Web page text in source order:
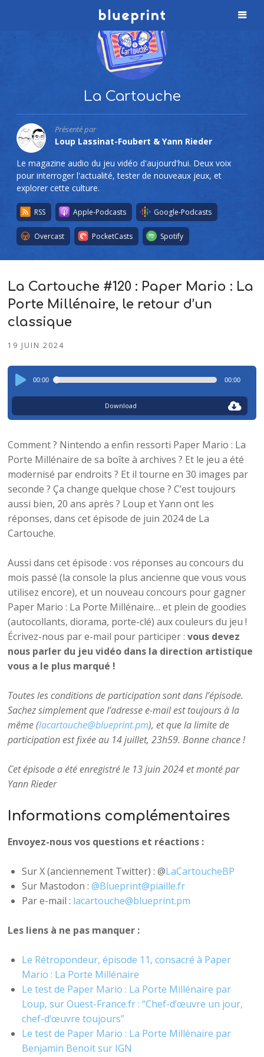
La Cartouche
Présenté par
Loup Lassinat-Foubert & Yann Rieder
Le magazine audio du jeu vidéo d'aujourd'hui. Deux voix
pour interroger l'actualité, tester de nouveaux jeux, et
explorer cette culture.
RSS Apple-Podcasts Google-Podcasts
Overcast PocketCasts Spotify
La Cartouche #120 : Paper Mario : La
Porte Millénaire, le retour d’un
classique
19 JUIN 2024
Lecteur
audio
00:00 00:00
Download
Comment ? Nintendo a enfin ressorti Paper Mario : La
Porte Millénaire de sa boîte à archives ? Et le jeu a été
modernisé par endroits ? Et il tourne en 30 images par
seconde ? Ça change quelque chose ? C’est toujours
aussi bien, 20 ans après ? Loup et Yann ont les
réponses, dans cet épisode de juin 2024 de La
Cartouche.
Aussi dans cet épisode : vos réponses au concours du
mois passé (la console la plus ancienne que vous vous
utilisez encore), et un nouveau concours pour gagner
Paper Mario : La Porte Millénaire… et plein de goodies
(autocollants, diorama, porte-clé) aux couleurs du jeu !
Écrivez-nous par e-mail pour participer :vous devez
nous parler du jeu vidéo dans la direction artistique
vous a le plus marqué !
Toutes les conditions de participation sont dans l’épisode.
Sachez simplement que l’adresse e-mail est toujours à la
même (lacartouche@blueprint.pm), et que la limite de
participation est fixée au 14 juillet, 23h59. Bonne chance !
Cet épisode a été enregistré le 13 juin 2024 et monté par
Yann Rieder
Informations complémentaires
Envoyez-nous vos questions et réactions :
Sur X (anciennement Twitter) : @LaCartoucheBP
Sur Mastodon :@Blueprint@piaille.fr
Par e-mail : lacartouche@blueprint.pm
Les liens à ne pas manquer :
Le Rétropondeur, épisode 11, consacré à Paper
Mario : La Porte Millénaire
Le test de Paper Mario : La Porte Millénaire par
Loup, sur Ouest-France.fr : “Chef-d’œuvre un jour,
chef-d’œuvre toujours”
Le test de Paper Mario : La Porte Millénaire par
Benjamin Benoit sur IGN